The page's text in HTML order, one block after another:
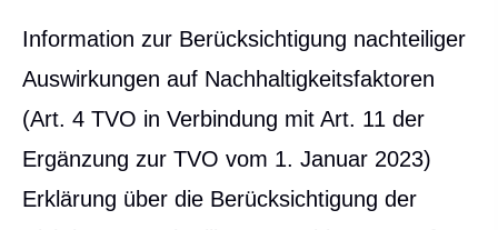
Information zur Berücksichtigung nachteiliger
Auswirkungen auf Nachhaltigkeitsfaktoren
(Art. 4 TVO in Verbindung mit Art. 11 der
Ergänzung zur TVO vom 1. Januar 2023)
Erklärung über die Berücksichtigung der